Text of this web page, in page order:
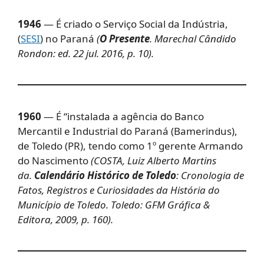
1946— É criado o Serviço Social da Indústria,
(SESI) no Paraná (O Presente. Marechal Cândido
Rondon: ed. 22 jul. 2016, p. 10).
1960 — É “instalada a agência do Banco
Mercantil e Industrial do Paraná (Bamerindus),
de Toledo (PR), tendo como 1º gerente Armando
do Nascimento(COSTA, Luiz Alberto Martins
da. Calendário Histórico de Toledo: Cronologia de
Fatos, Registros e Curiosidades da História do
Município de Toledo. Toledo: GFM Gráfica &
Editora, 2009, p. 160).